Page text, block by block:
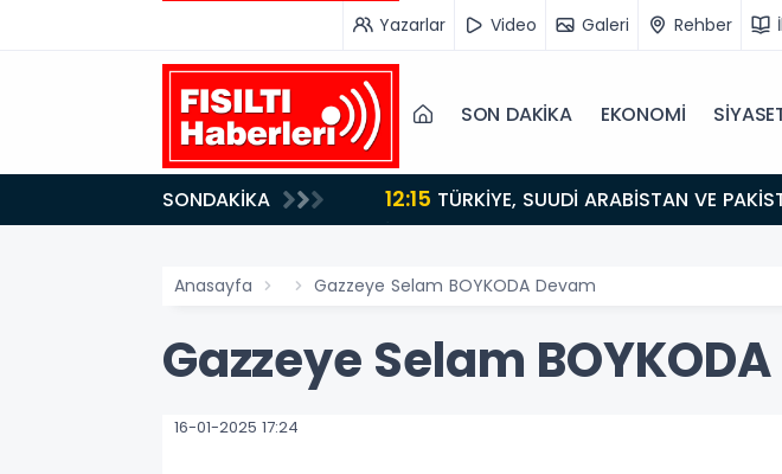
Yazarlar Video Galeri Rehber
SON DAKİKA EKONOMİ
SONDAKİKA 12:15
İMZALANDI!
Anasayfa Gazzeye Selam BOYKODA Devam
Gazzeye Selam
16-01-2025 17:24